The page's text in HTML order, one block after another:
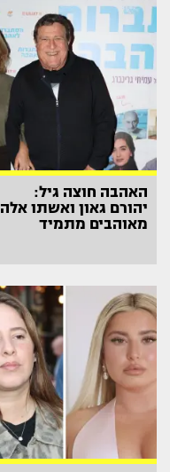
האהבה חוצה גיל:
יהורם גאון ואשתו אלה
מאוהבים מתמיד